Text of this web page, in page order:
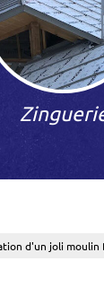
d'un joli moulin